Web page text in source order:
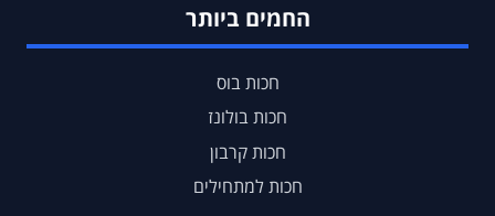
החמים ביותר
חכות בוס
חכות בולונז
חכות קרבון
חכות למתחילים